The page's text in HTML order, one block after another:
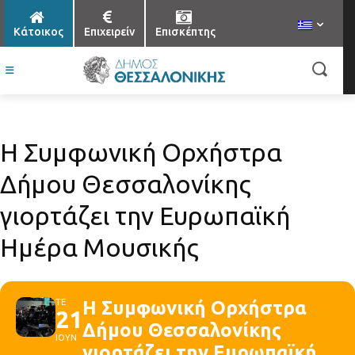
Κάτοικος Επιχειρείν Επισκέπτης
Η Συμφωνική Ορχήστρα
Δήμου Θεσσαλονίκης
γιορτάζει την Ευρωπαϊκή
Ημέρα Μουσικής
ΤΕ
21
ΙΟΥΝ
Η Συμφωνική Ορχήστρα
Δήμου Θεσσαλονίκης